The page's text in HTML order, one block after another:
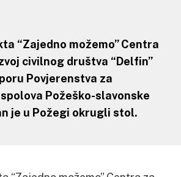
“Zajedno možemo” Centra
civilnog društva “Delfin”
Povjerenstva za
Požeško-slavonske
je u Požegi okrugli stol.